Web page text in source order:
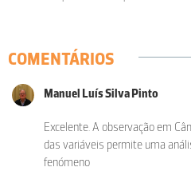
COMENTÁRIOS
Manuel Luís Silva Pinto
Excelente. A observação em
das variáveis permite uma
fenómeno